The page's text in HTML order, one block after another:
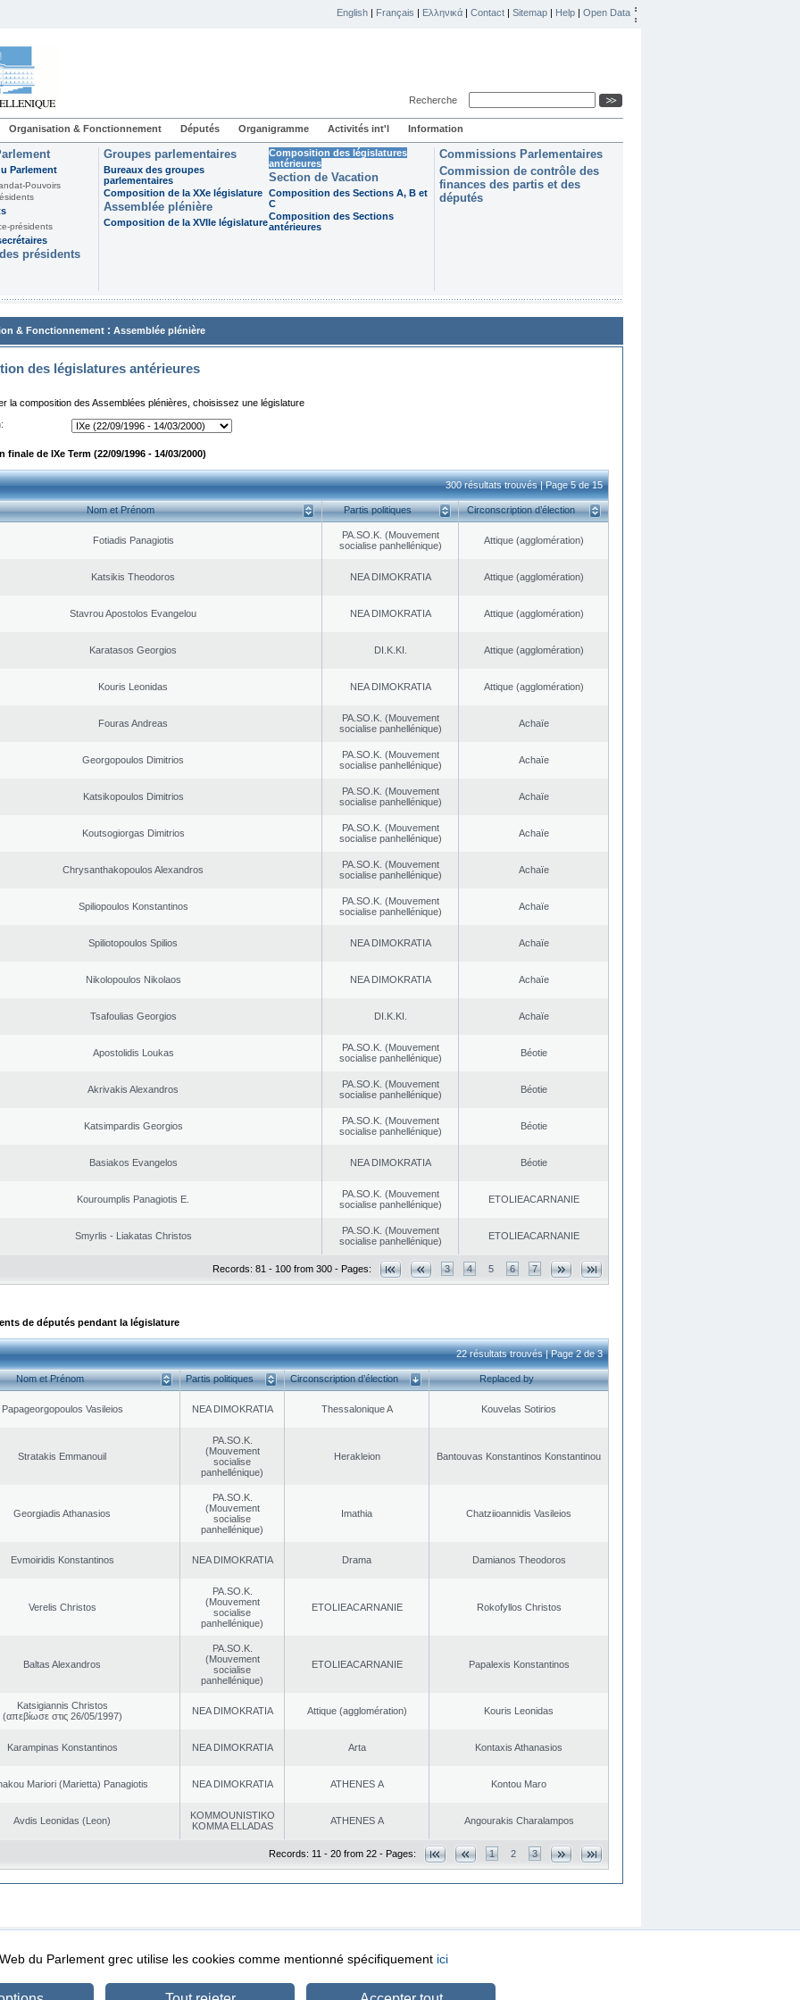
English | Français | Ελληνικά | Contact | Sitemap | Help | Open Data
Recherche
Organisation & Fonctionnement Députés Organigramme Activités int'l Information
Parlement
Pouvoirs
présidents
présidents
Groupes parlementaires
Bureaux des groupes
parlementaires
Composition de la XXe législature
Assemblée plénière
Composition de la XVIIe législature
Composition des législatures
antérieures
Section de Vacation
Composition des Sections A, B et
C
Composition des Sections
antérieures
Commissions Parlementaires
Commission de contrôle des
finances des partis et des
députés
& Fonctionnement : Assemblée plénière
des législatures antérieures
la composition des Assemblées plénières, choisissez une législature
finale de IXe Term (22/09/1996 - 14/03/2000)
300 résultats trouvés | Page 5 de 15
Nom et Prénom Partis politiques Circonscription d’élection
Fotiadis Panagiotis
PA.SO.K. (Mouvement
socialise panhellénique)
Αttique (agglomération)
Katsikis Theodoros NEA DΙMOKRATIA Αttique (agglomération)
Stavrou Apostolos Evangelou NEA DΙMOKRATIA Αttique (agglomération)
Karatasos Georgios DI.K.KI. Αttique (agglomération)
Kouris Leonidas NEA DΙMOKRATIA Αttique (agglomération)
Fouras Andreas
PA.SO.K. (Mouvement
socialise panhellénique)
Achaïe
Georgopoulos Dimitrios
PA.SO.K. (Mouvement
socialise panhellénique)
Achaïe
Katsikopoulos Dimitrios
PA.SO.K. (Mouvement
socialise panhellénique)
Achaïe
Koutsogiorgas Dimitrios
PA.SO.K. (Mouvement
socialise panhellénique)
Achaïe
Chrysanthakopoulos Alexandros
PA.SO.K. (Mouvement
socialise panhellénique)
Achaïe
Spiliopoulos Konstantinos
PA.SO.K. (Mouvement
socialise panhellénique)
Achaïe
Spiliotopoulos Spilios NEA DΙMOKRATIA Achaïe
Nikolopoulos Nikolaos NEA DΙMOKRATIA Achaïe
Tsafoulias Georgios DI.K.KI. Achaïe
Apostolidis Loukas
PA.SO.K. (Mouvement
socialise panhellénique)
Béotie
Akrivakis Alexandros
PA.SO.K. (Mouvement
socialise panhellénique)
Béotie
Katsimpardis Georgios
PA.SO.K. (Mouvement
socialise panhellénique)
Béotie
Basiakos Evangelos NEA DΙMOKRATIA Béotie
Kouroumplis Panagiotis E.
PA.SO.K. (Mouvement
socialise panhellénique)
EΤOLIEACARNANIE
Smyrlis - Liakatas Christos
PA.SO.K. (Mouvement
socialise panhellénique)
EΤOLIEACARNANIE
Records: 81 - 100 from 300 - Pages: 3 4 5 6 7
de députés pendant la législature
22 résultats trouvés | Page 2 de 3
Nom et Prénom Partis politiques Circonscription d’élection Replaced by
Papageorgopoulos Vasileios NEA DΙMOKRATIA Thessalonique A Kouvelas Sotirios
Stratakis Emmanouil
PA.SO.K.
(Mouvement
socialise
panhellénique)
Herakleion Bantouvas Konstantinos Konstantinou
Georgiadis Athanasios
PA.SO.K.
(Mouvement
socialise
panhellénique)
Imathia Chatziioannidis Vasileios
Evmoiridis Konstantinos NEA DΙMOKRATIA Drama Damianos Theodoros
Verelis Christos
PA.SO.K.
(Mouvement
socialise
panhellénique)
EΤOLIEACARNANIE Rokofyllos Christos
Baltas Alexandros
PA.SO.K.
(Mouvement
socialise
panhellénique)
EΤOLIEACARNANIE Papalexis Konstantinos
Katsigiannis Christos
(απεβίωσε στις 26/05/1997)
NEA DΙMOKRATIA Αttique (agglomération) Kouris Leonidas
Karampinas Konstantinos NEA DΙMOKRATIA Arta Kontaxis Athanasios
Mariori (Marietta) Panagiotis NEA DΙMOKRATIA ATHENES Α Kontou Maro
Avdis Leonidas (Leon)
KOMMOUNISTIKO
KOMMA ELLADAS
ATHENES Α Angourakis Charalampos
Records: 11 - 20 from 22 - Pages: 1 2 3
Protection Security & Access
du Parlement grec utilise les cookies comme mentionné spécifiquement ici